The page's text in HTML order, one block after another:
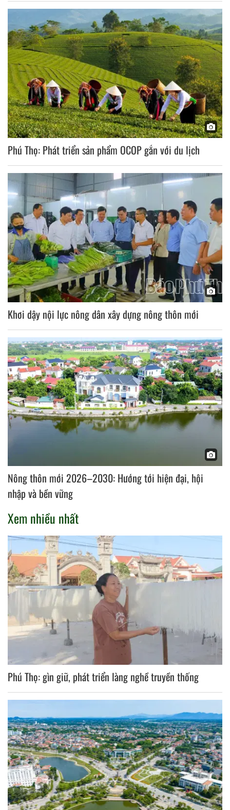
Phú Thọ: Phát triển sản phẩm OCOP gắn với du lịch
Khơi dậy nội lực nông dân xây dựng nông thôn mới
Nông thôn mới 2026–2030: Hướng tới hiện đại, hội
nhập và bền vững
Xem nhiều nhất
Phú Thọ: gìn giữ, phát triển làng nghề truyền thống